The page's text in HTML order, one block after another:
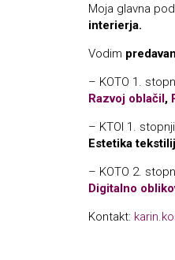
Moja glavna
interierja.
Vodim
– KOTO 1.
Razvoj oblačil,
– KTOI 1.
Estetika
– KOTO 2.
Digitalno
Kontakt: